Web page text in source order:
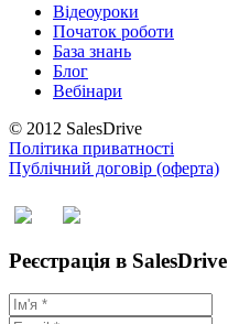
Відеоуроки
Початок роботи
База знань
Блог
Вебінари
© 2012 SalesDrive
Політика приватності
Публічний договір (оферта)
Реєстрація в SalesDrive